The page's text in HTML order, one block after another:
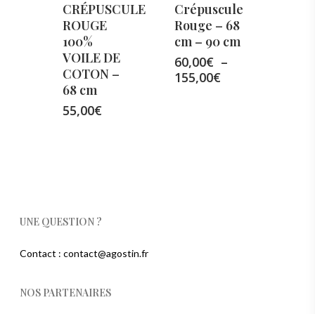
CRÉPUSCULE
ROUGE
100%
VOILE DE
COTON –
68 cm
55,00€
Crépuscule
Rouge – 68
cm – 90 cm
60,00€ –
155,00€Plage
UNE QUESTION ?
Contact : contact@agostin.fr
NOS PARTENAIRES